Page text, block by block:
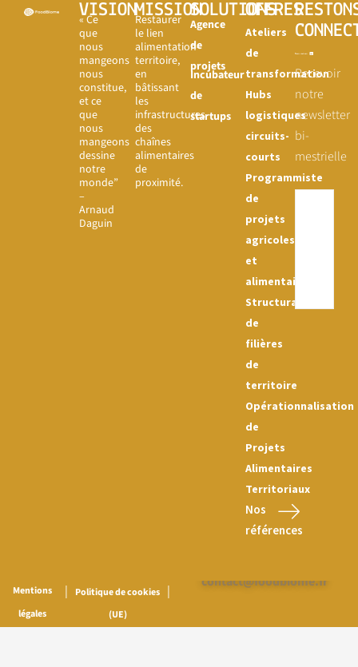
VISION
« Ce
que
nous
mangeons
nous
constitue,
et ce
que
nous
mangeons
dessine
notre
monde”
–
Arnaud
Daguin
MISSION
Restaurer
le lien
alimentation-
territoire,
en
bâtissant
les
infrastructures
des
chaînes
alimentaires
de
proximité.
SOLUTIONS
Agence
de
projets
Incubateur
de
startups
OFFRES
Ateliers
de
transformation
Hubs
logistiques
circuits-
courts
Programmiste
de
projets
agricoles
et
alimentaires
Structuration
de
filières
de
territoire
Opérationnalisation
de
Projets
Alimentaires
Territoriaux
Nos
références
Recevoir
notre
newsletter
bi-
mestrielle
Mentions
légales
|
Politique de cookies
(UE)
|
contact@foodbiome.fr